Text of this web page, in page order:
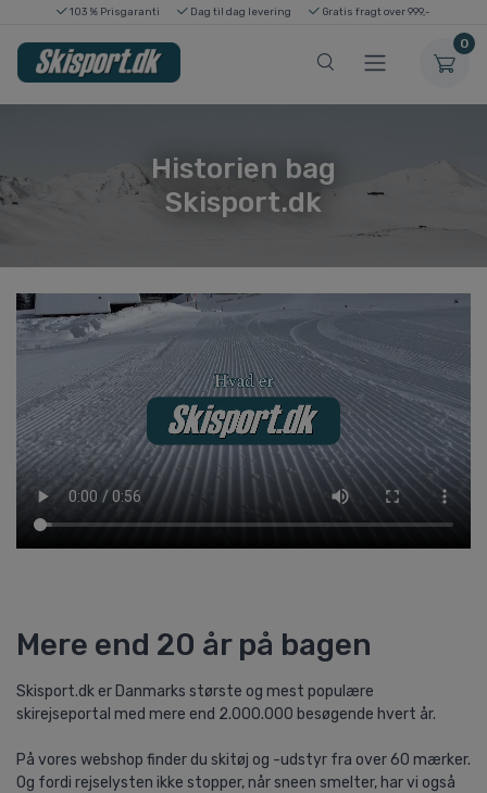
103 % Prisgaranti Dag til dag levering Gratis fragt over 999,-
0
Historien bag
Skisport.dk
Mere end 20 år på bagen
Skisport.dk er Danmarks største og mest populære
skirejseportal med mere end 2.000.000 besøgende hvert år.
På vores webshop finder du skitøj og -udstyr fra over 60 mærker.
Og fordi rejselysten ikke stopper, når sneen smelter, har vi også